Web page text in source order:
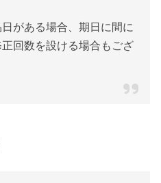
がある場合、期日に間に
回数を設ける場合もござ